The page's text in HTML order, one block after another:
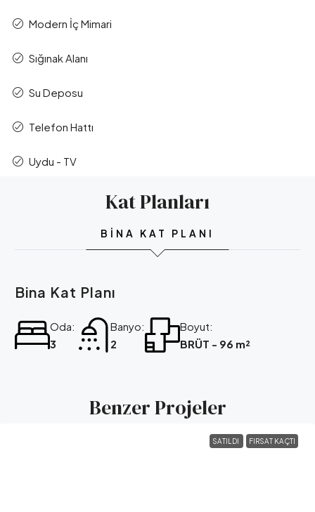
Modern İç Mimari
Sığınak Alanı
Su Deposu
Telefon Hattı
Uydu - TV
Kat Planları
BINA KAT PLANI
Bina Kat Planı
Oda:
3
Banyo:
2
Boyut:
BRÜT - 96 m²
Benzer Projeler
SATILDI FIRSAT KAÇTI